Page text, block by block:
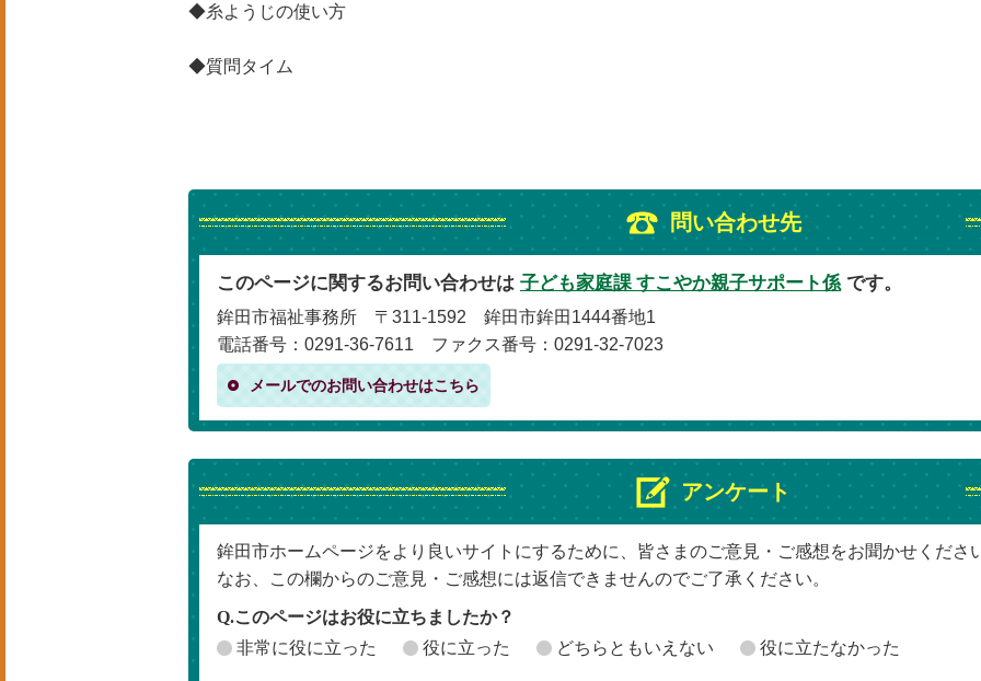
◆糸ようじの使い方
◆質問タイム
問い合わせ先
このページに関するお問い合わせは 子ども家庭課 すこやか親子サポート係 です。
鉾田市福祉事務所 〒311-1592 鉾田市鉾田1444番地1
電話番号：0291-36-7611 ファクス番号：0291-32-7023
メールでのお問い合わせはこちら
アンケート
鉾田市ホームページをより良いサイトにするために、皆さまのご意見・ご感想をお聞かせくださ
なお、この欄からのご意見・ご感想には返信できませんのでご了承ください。
Q.このページはお役に立ちましたか？
非常に役に立った
役に立った どちらともいえない 役に立たなかった